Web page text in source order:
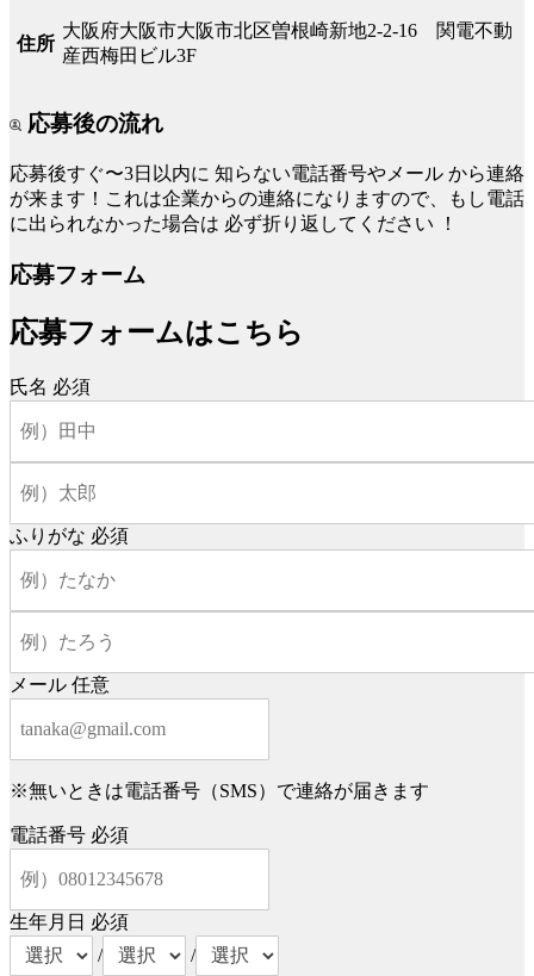
住所
大阪府大阪市大阪市北区曽根崎新地2-2-16 関電不動
産西梅田ビル3F
応募後の流れ
応募後すぐ〜3日以内に 知らない電話番号やメール から連絡
が来ます！これは企業からの連絡になりますので、もし電話
に出られなかった場合は 必ず折り返してください ！
応募フォーム
応募フォームはこちら
氏名 必須
ふりがな 必須
メール 任意
※無いときは電話番号（SMS）で連絡が届きます
電話番号 必須
生年月日 必須
/
/